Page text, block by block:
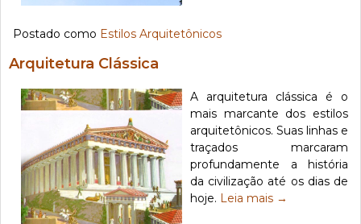
Postado como Estilos Arquitetônicos
Arquitetura Clássica
A arquitetura clássica é o
mais marcante dos estilos
arquitetônicos. Suas linhas e
traçados marcaram
profundamente a história
da civilização até os dias de
hoje. Leia mais →